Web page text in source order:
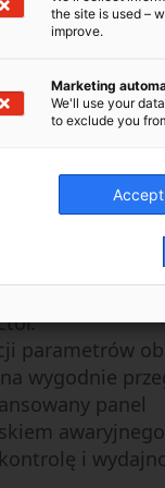
obsługi,
jest w
Makino, który
i to
funkcji
parametrów
wygodnie
panel
awaryjnego
i
the site is used –
improve.
Marketing
We'll use your
to exclude you